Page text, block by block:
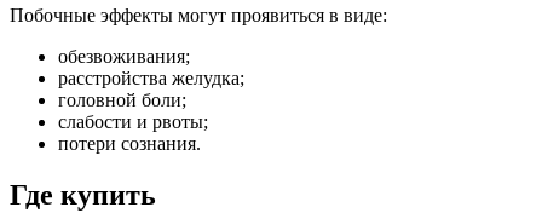
Побочные эффекты могут проявиться в виде:
обезвоживания;
расстройства желудка;
головной боли;
слабости и рвоты;
потери сознания.
Где купить